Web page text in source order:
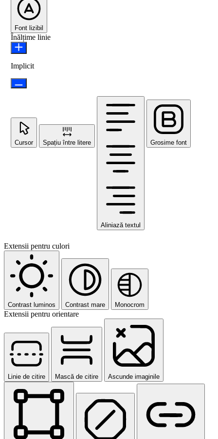
Font lizibil
Înălțime linie
Implicit
Cursor Spațiu între litere
Aliniază textul
Grosime font
Extensii pentru culori
Contrast luminos Contrast mare Monocrom
Extensii pentru orientare
Linie de citire Mască de citire Ascunde imaginile